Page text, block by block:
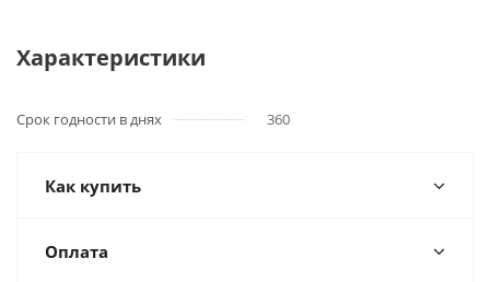
Характеристики
Срок годности в днях 360
Как купить
Оплата